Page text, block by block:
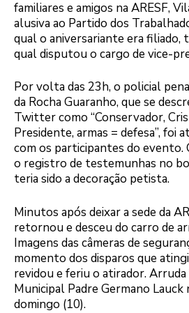
familiares e amigos na ARESF,
alusiva ao Partido dos
qual o aniversariante era filiado,
qual disputou o cargo de vice-
Por volta das 23h, o policial
da Rocha Guaranho, que se
Twitter como “Conservador,
Presidente, armas = defesa”, foi
com os participantes do evento.
o registro de testemunhas no
teria sido a decoração petista.
Minutos após deixar a sede da
retornou e desceu do carro de
Imagens das câmeras de
momento dos disparos que
revidou e feriu o atirador.
Municipal Padre Germano Lauck
domingo (10).